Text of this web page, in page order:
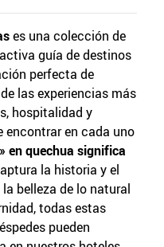
es una colección de
guía de destinos
perfecta de
las experiencias más
hospitalidad y
encontrar en cada uno
en quechua significa
la historia y el
belleza de lo natural
todas estas
pueden